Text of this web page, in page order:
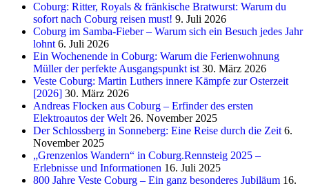
Coburg: Ritter, Royals & fränkische Bratwurst: Warum du
sofort nach Coburg reisen must! 9. Juli 2026
Coburg im Samba-Fieber – Warum sich ein Besuch jedes Jahr
lohnt 6. Juli 2026
Ein Wochenende in Coburg: Warum die Ferienwohnung
Müller der perfekte Ausgangspunkt ist 30. März 2026
Veste Coburg: Martin Luthers innere Kämpfe zur Osterzeit
[2026] 30. März 2026
Andreas Flocken aus Coburg – Erfinder des ersten
Elektroautos der Welt 26. November 2025
Der Schlossberg in Sonneberg: Eine Reise durch die Zeit 6.
November 2025
„Grenzenlos Wandern“ in Coburg.Rennsteig 2025 –
Erlebnisse und Informationen 16. Juli 2025
800 Jahre Veste Coburg – Ein ganz besonderes Jubiläum 16.